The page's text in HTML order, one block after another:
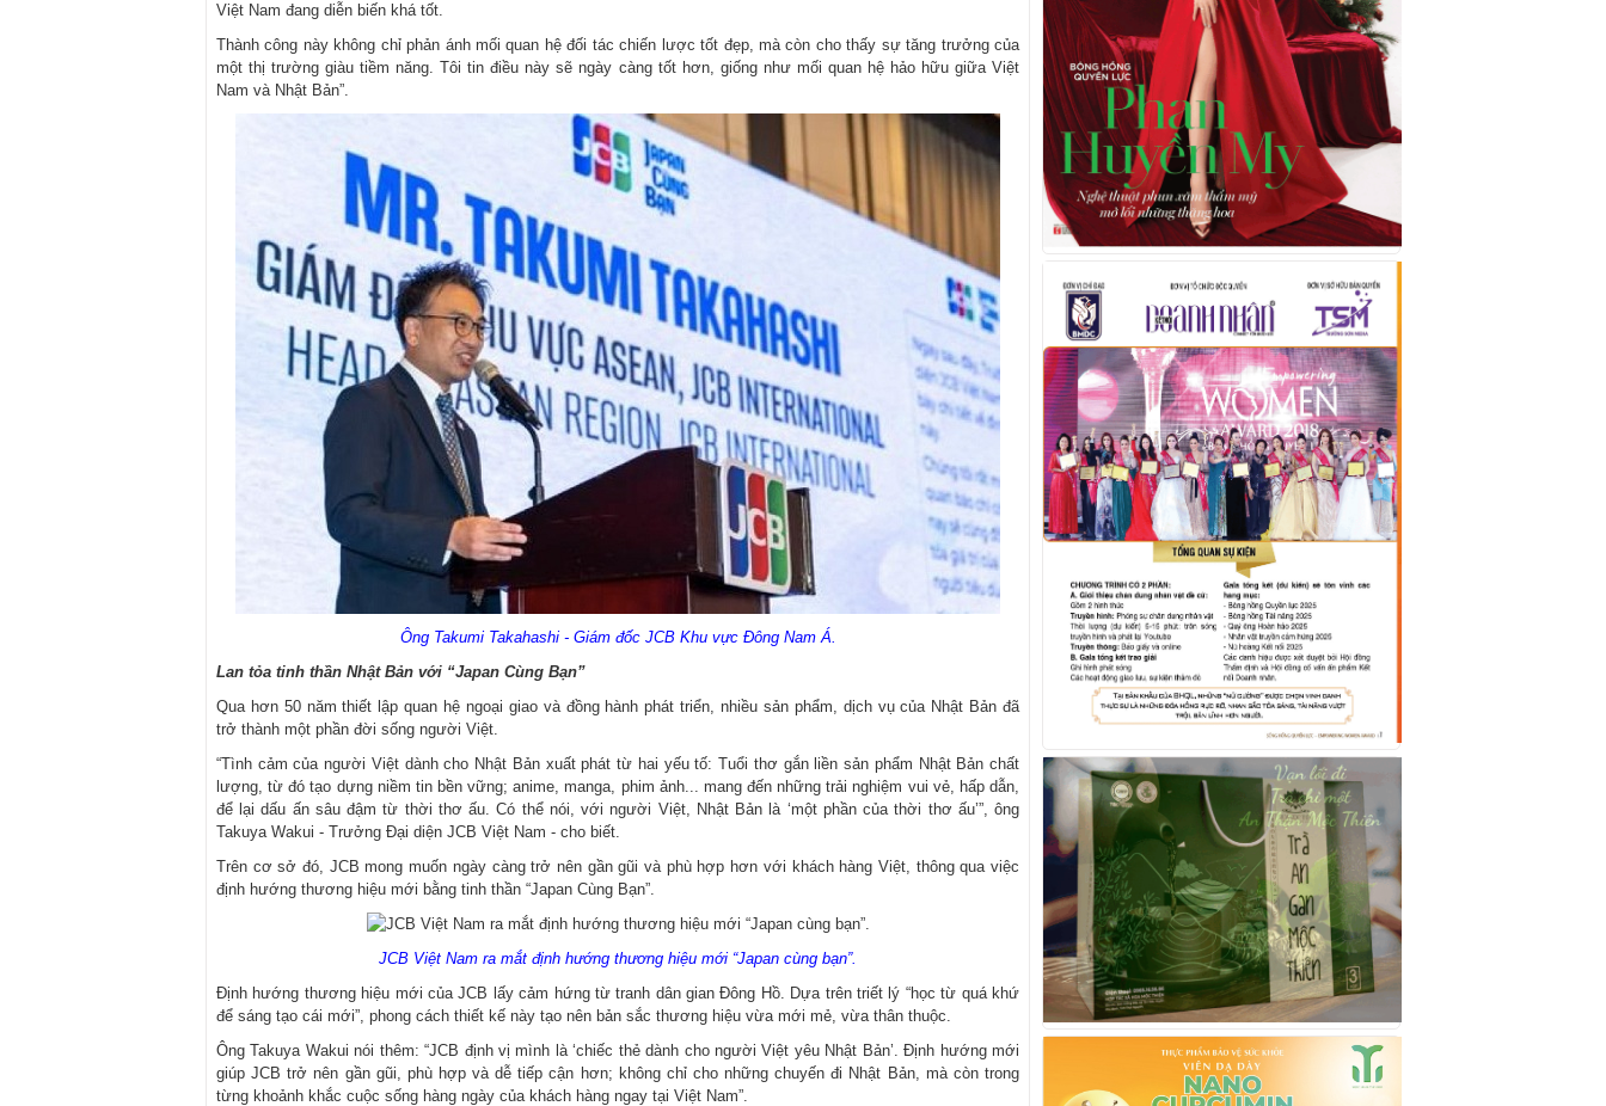
Việt Nam đang diễn biến khá tốt.
Thành công này không chỉ phản ánh mối quan hệ đối tác chiến lược tốt đẹp, mà còn cho thấy sự tăng trưởng của
một thị trường giàu tiềm năng. Tôi tin điều này sẽ ngày càng tốt hơn, giống như mối quan hệ hảo hữu giữa Việt
Nam và Nhật Bản”.
Ông Takumi Takahashi - Giám đốc JCB Khu vực Đông Nam Á.
Lan tỏa tinh thần Nhật Bản với “Japan Cùng Bạn”
Qua hơn 50 năm thiết lập quan hệ ngoại giao và đồng hành phát triển, nhiều sản phẩm, dịch vụ của Nhật Bản đã
trở thành một phần đời sống người Việt.
“Tình cảm của người Việt dành cho Nhật Bản xuất phát từ hai yếu tố: Tuổi thơ gắn liền sản phẩm Nhật Bản chất
lượng, từ đó tạo dựng niềm tin bền vững; anime, manga, phim ảnh... mang đến những trải nghiệm vui vẻ, hấp dẫn,
để lại dấu ấn sâu đậm từ thời thơ ấu. Có thể nói, với người Việt, Nhật Bản là ‘một phần của thời thơ ấu’”, ông
Takuya Wakui - Trưởng Đại diện JCB Việt Nam - cho biết.
Trên cơ sở đó, JCB mong muốn ngày càng trở nên gần gũi và phù hợp hơn với khách hàng Việt, thông qua việc
định hướng thương hiệu mới bằng tinh thần “Japan Cùng Bạn”.
JCB Việt Nam ra mắt định hướng thương hiệu mới “Japan cùng bạn”.
Định hướng thương hiệu mới của JCB lấy cảm hứng từ tranh dân gian Đông Hồ. Dựa trên triết lý “học từ quá khứ
để sáng tạo cái mới”, phong cách thiết kế này tạo nên bản sắc thương hiệu vừa mới mẻ, vừa thân thuộc.
Ông Takuya Wakui nói thêm: “JCB định vị mình là ‘chiếc thẻ dành cho người Việt yêu Nhật Bản’. Định hướng mới
giúp JCB trở nên gần gũi, phù hợp và dễ tiếp cận hơn; không chỉ cho những chuyến đi Nhật Bản, mà còn trong
từng khoảnh khắc cuộc sống hàng ngày của khách hàng ngay tại Việt Nam”.